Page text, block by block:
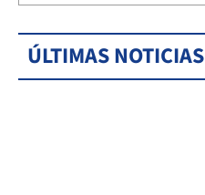
ÚLTIMAS NOTICIAS